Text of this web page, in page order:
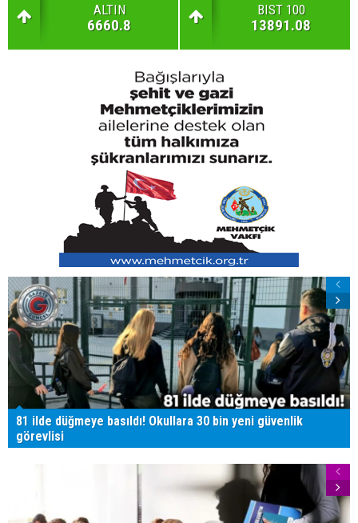
ALTIN
6660.8
BIST 100
13891.08
81 ilde düğmeye basıldı! Okullara 30 bin yeni güvenlik
görevlisi